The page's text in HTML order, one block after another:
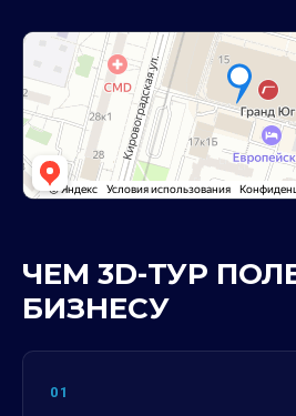
ЧЕМ 3D-ТУР
БИЗНЕСУ
01